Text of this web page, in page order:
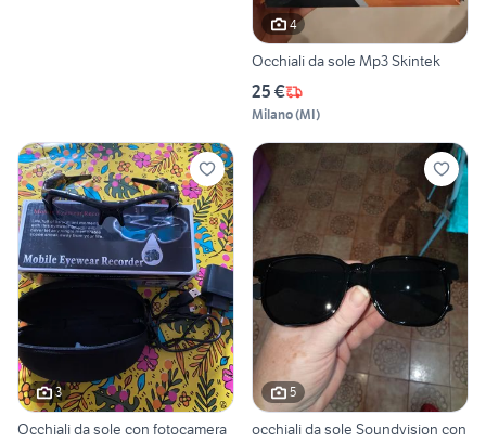
4
Occhiali da sole Mp3 Skintek
25 €
Milano(MI)
3
Occhiali da sole con fotocamera
5
occhiali da sole Soundvision con